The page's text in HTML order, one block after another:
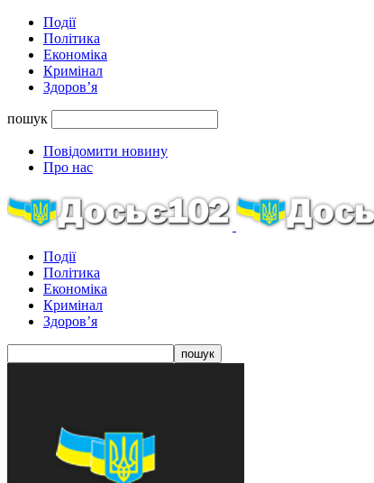
Події
Політика
Економіка
Кримінал
Здоров’я
пошук
Повідомити новину
Про нас
Події
Політика
Економіка
Кримінал
Здоров’я